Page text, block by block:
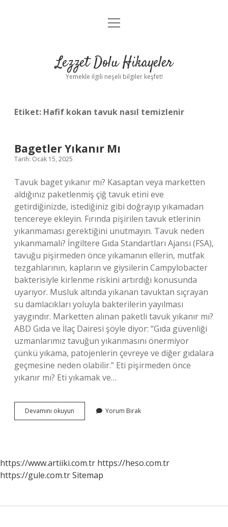
Anasayfa
Yasal Uyarı
menüyü
Lezzet Dolu Hikayeler
Yemekle ilgili neşeli bilgiler keşfet!
Etiket: Hafif kokan tavuk nasıl temizlenir
Bagetler Yıkanır Mı
Tarih: Ocak 15, 2025
Tavuk baget yıkanır mı? Kasaptan veya marketten
aldığınız paketlenmiş çiğ tavuk etini eve
getirdiğinizde, istediğiniz gibi doğrayıp yıkamadan
tencereye ekleyin. Fırında pişirilen tavuk etlerinin
yıkanmaması gerektiğini unutmayın. Tavuk neden
yıkanmamalı? İngiltere Gıda Standartları Ajansı (FSA),
tavuğu pişirmeden önce yıkamanın ellerin, mutfak
tezgahlarının, kapların ve giysilerin Campylobacter
bakterisiyle kirlenme riskini artırdığı konusunda
uyarıyor. Musluk altında yıkanan tavuktan sıçrayan
su damlacıkları yoluyla bakterilerin yayılması
yaygındır. Marketten alınan paketli tavuk yıkanır mı?
ABD Gıda ve İlaç Dairesi şöyle diyor: “Gıda güvenliği
uzmanlarımız tavuğun yıkanmasını önermiyor
çünkü yıkama, patojenlerin çevreye ve diğer gıdalara
geçmesine neden olabilir.” Eti pişirmeden önce
yıkanır mı? Eti yıkamak ve…
Devamını okuyun Bagetler
Yıkanır
Yorum Bırak
https://www.artiiki.com.tr https://heso.com.tr
https://gule.com.trSitemap